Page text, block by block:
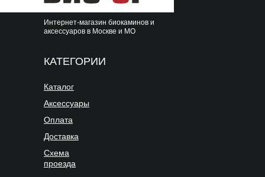
КАТЕГОРИИ
Аксессуары
Каталог
Оплата
Доставка
Схема
проезда
Интернет-магазин биокаминов и
аксессуаров в Москве и МО